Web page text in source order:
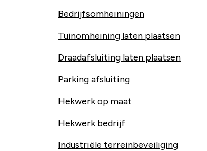
Bedrijfsomheiningen
Tuinomheining laten plaatsen
Draadafsluiting laten plaatsen
Parking afsluiting
Hekwerk op maat
Hekwerk bedrijf
Industriële terreinbeveiliging